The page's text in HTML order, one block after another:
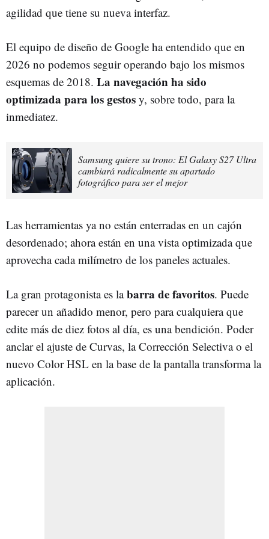
agilidad que tiene su nueva interfaz.
El equipo de diseño de Google ha entendido que en
2026 no podemos seguir operando bajo los mismos
esquemas de 2018. La navegación ha sido
optimizada para los gestos y, sobre todo, para la
inmediatez.
Samsung quiere su trono: El Galaxy S27 Ultra
cambiará radicalmente su apartado
fotográfico para ser el mejor
Las herramientas ya no están enterradas en un cajón
desordenado; ahora están en una vista optimizada que
aprovecha cada milímetro de los paneles actuales.
La gran protagonista es labarra de favoritos. Puede
parecer un añadido menor, pero para cualquiera que
edite más de diez fotos al día, es una bendición. Poder
anclar el ajuste de Curvas, la Corrección Selectiva o el
nuevo Color HSL en la base de la pantalla transforma la
aplicación.